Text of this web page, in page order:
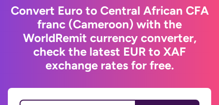
Convert Euro to Central African CFA
franc (Cameroon) with the
WorldRemit currency converter,
check the latest EUR to XAF
exchange rates for free.